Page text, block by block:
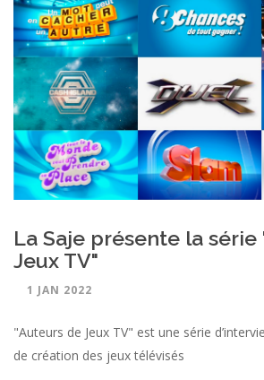
La Saje présente la
Jeux TV"
1 JAN 2022
"Auteurs de Jeux TV" est une série
de création des jeux télévisés